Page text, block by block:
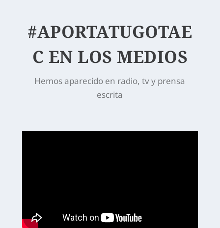
#APORTATUGOTAE
C EN LOS MEDIOS
Hemos aparecido en radio, tv y prensa
escrita